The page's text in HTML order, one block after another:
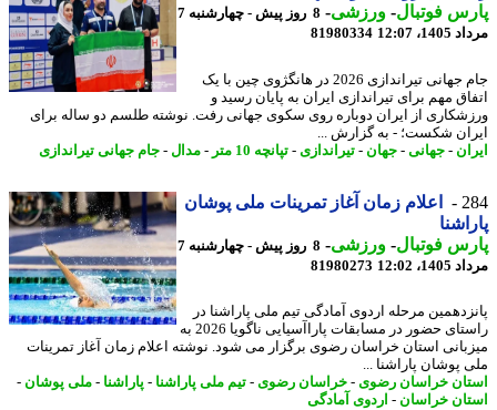
فوتبال-ورزشی-
8 روز پیش - چهارشنبه 7
12:07
81980334
جام جهانی تیراندازی 2026 در هانگژوی چین با یک
مهم برای تیراندازی ایران به پایان رسید و
از ایران دوباره روی سکوی جهانی رفت. نوشته طلسم دو ساله برای
شکست؛ - به گزارش ...
- جهانی-جهان-تیراندازی- تپانچه 10 متر -مدال-جام جهانی تیراندازی
اعلام زمان آغاز تمرینات ملی پوشان
فوتبال-ورزشی-
8 روز پیش - چهارشنبه 7
12:02
81980273
مرحله اردوی آمادگی تیم ملی پاراشنا در
راستای حضور در مسابقات پاراآسیایی ناگویا 2026 به
استان خراسان رضوی برگزار می شود. نوشته اعلام زمان آغاز تمرینات
پوشان پاراشنا ...
خراسان رضوی-خراسان رضوی-تیم ملی پاراشنا -پاراشنا -ملی پوشان-
خراسان-اردوی آمادگی